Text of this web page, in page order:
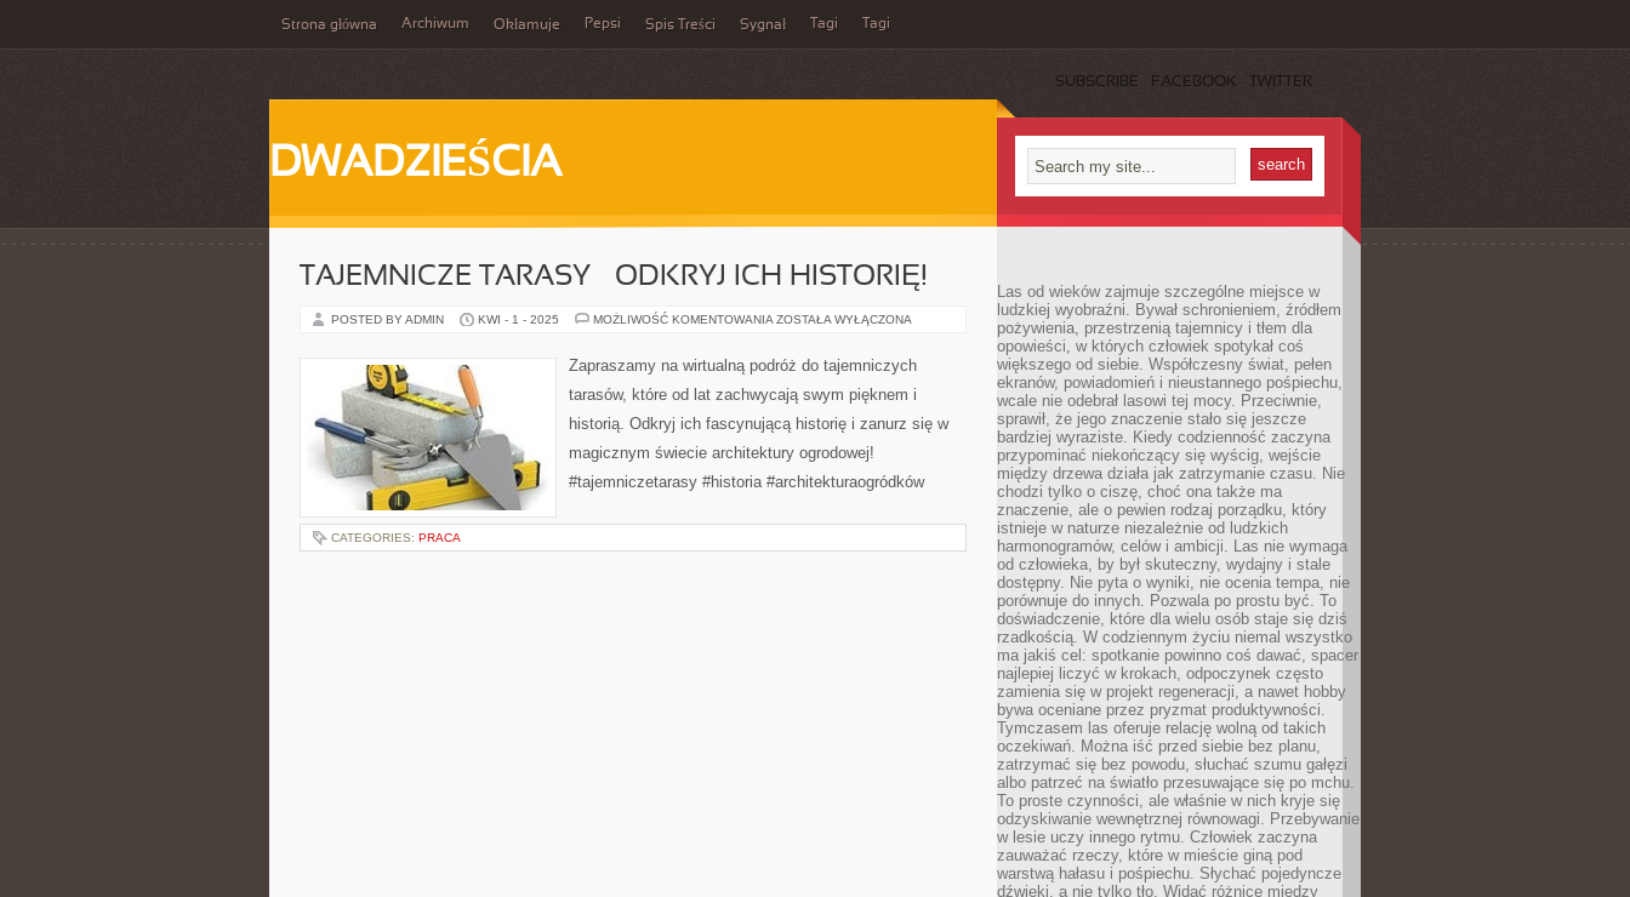
Strona główna Archiwum Okłamuje Pepsi Spis Treści Sygnał Tagi Tagi
SUBSCRIBE FACEBOOK TWITTER
DWADZIEŚCIA
TAJEMNICZE TARASY – ODKRYJ ICH HISTORIĘ!
POSTED BY ADMIN KWI - 1 - 2025 MOŻLIWOŚĆ KOMENTOWANIA TAJEMNICZE
ODKRYJ
ICH
ZOSTAŁA WYŁĄCZONA
Zapraszamy na wirtualną podróż do tajemniczych
tarasów, które od lat zachwycają swym pięknem i
historią. Odkryj ich fascynującą historię i zanurz się w
magicznym świecie architektury ogrodowej!
#tajemniczetarasy #historia #architekturaogródków
CATEGORIES: PRACA
Las od wieków zajmuje szczególne miejsce w
ludzkiej wyobraźni. Bywał schronieniem, źródłem
pożywienia, przestrzenią tajemnicy i tłem dla
opowieści, w których człowiek spotykał coś
większego od siebie. Współczesny świat, pełen
ekranów, powiadomień i nieustannego pośpiechu,
wcale nie odebrał lasowi tej mocy. Przeciwnie,
sprawił, że jego znaczenie stało się jeszcze
bardziej wyraziste. Kiedy codzienność zaczyna
przypominać niekończący się wyścig, wejście
między drzewa działa jak zatrzymanie czasu. Nie
chodzi tylko o ciszę, choć ona także ma
znaczenie, ale o pewien rodzaj porządku, który
istnieje w naturze niezależnie od ludzkich
harmonogramów, celów i ambicji. Las nie wymaga
od człowieka, by był skuteczny, wydajny i stale
dostępny. Nie pyta o wyniki, nie ocenia tempa, nie
porównuje do innych. Pozwala po prostu być. To
doświadczenie, które dla wielu osób staje się dziś
rzadkością. W codziennym życiu niemal wszystko
ma jakiś cel: spotkanie powinno coś dawać, spacer
najlepiej liczyć w krokach, odpoczynek często
zamienia się w projekt regeneracji, a nawet hobby
bywa oceniane przez pryzmat produktywności.
Tymczasem las oferuje relację wolną od takich
oczekiwań. Można iść przed siebie bez planu,
zatrzymać się bez powodu, słuchać szumu gałęzi
albo patrzeć na światło przesuwające się po mchu.
To proste czynności, ale właśnie w nich kryje się
odzyskiwanie wewnętrznej równowagi. Przebywanie
w lesie uczy innego rytmu. Człowiek zaczyna
zauważać rzeczy, które w mieście giną pod
warstwą hałasu i pośpiechu. Słychać pojedyncze
dźwięki, a nie tylko tło. Widać różnicę między